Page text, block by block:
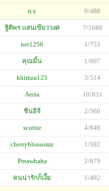
rcx 0/488
ฐิติพร เเสนเขียววงศ 7/1688
net1256 1/753
คุณมิ้น 1/607
khimza123 3/514
Aeria 10/831
ชินอิจิ 2/560
scottie 4/849
cherryblossomz 1/592
Preawhaha 2/679
คนน่ารักก็เงี้ย 1/492